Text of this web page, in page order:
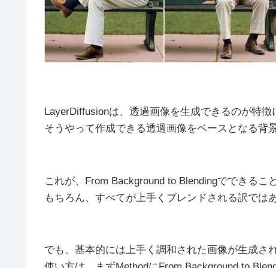
LayerDiffusionは、透過画像を生成できるのが特徴
そうやって作成できる透過画像をベースとなる背
これが、From Background to Blendingでできるこ
もちろん、すべてが上手くブレンドされる訳では
でも、基本的には上手く調和された画像が生成さ